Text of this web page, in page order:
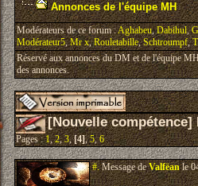
Annonces de l'équipe MH
Modérateurs de ce forum :Aghabeu,Dabihul,
Modérateur5,Mr x,Rouletabille,Schtroumpf,
Réservé aux annonces du DM et de l'équipe
des annonces.
[Nouvelle compétence]
Pages :1,2,3,[4],5,6
#.Message deValfëanle